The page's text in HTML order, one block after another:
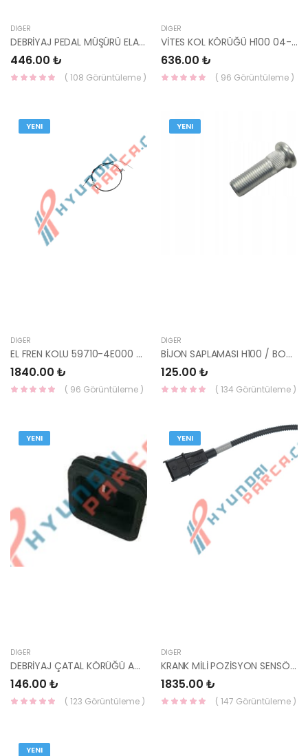
DIĞER
DEBRİYAJ PEDAL MÜŞÜRÜ ELANTRA / CERATO 04- 93840-2D010 HMC
446.00 ₺
( 108 Görüntüleme )
DIĞER
VİTES KOL KÖRÜĞÜ H100 04-12 KAMYONET 84640-4F000CA HMC
636.00 ₺
( 96 Görüntüleme )
YENI
DIĞER
EL FREN KOLU 59710-4E000 HMC
1840.00 ₺
( 96 Görüntüleme )
YENI
DIĞER
BİJON SAPLAMASI H100 / BONGO 52755-47000 HMC
125.00 ₺
( 134 Görüntüleme )
YENI
DIĞER
DEBRİYAJ ÇATAL KÖRÜĞÜ ACCENT/ADMİRA/ERA/İ20/İ30/Yİ30/CEED/CERATO/RİO/İX35-HMC
146.00 ₺
( 123 Görüntüleme )
YENI
DIĞER
KRANK MİLİ POZİSYON SENSÖRÜ İ30 / CEED / İX35 / SPORTAGE 39180-2B020 HMC
1835.00 ₺
( 147 Görüntüleme )
YENI